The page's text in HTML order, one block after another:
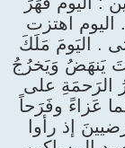
. اليوم اهتزت
. اليَومَ مَلَكَ
يَنهَضُ وَيَخرُجُ
الرَحمَةِ على
عَزاءً وفَرَحاً
إذ رأوا